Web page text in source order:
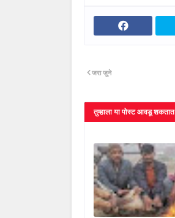
जरा जुने
तुम्‍हाला या पोस्‍ट आवडू शकतात